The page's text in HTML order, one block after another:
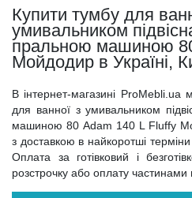
Купити тумбу для
умивальником
пральною машиною
Мойдодир в Україні,
В інтернет-магазині
для ванної з умивальником
машиною 80 Adam 140 L Fluffy
з доставкою в найкоротші терміни
Оплата за готівковий і
розстрочку або оплату частинами